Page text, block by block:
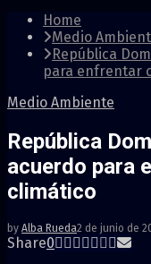
Home
Medio
República
para enfrentar
Medio Ambiente
República
acuerdo para
climático
by Alba Rueda2 de junio de
Share0